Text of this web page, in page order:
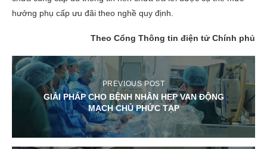
hưởng phụ cấp ưu đãi theo nghề quy định.
Theo Cổng Thông tin điện tử Chính phủ
PREVIOUS POST
GIẢI PHÁP CHO BỆNH NHÂN HẸP VAN ĐỘNG
MẠCH CHỦ PHỨC TẠP